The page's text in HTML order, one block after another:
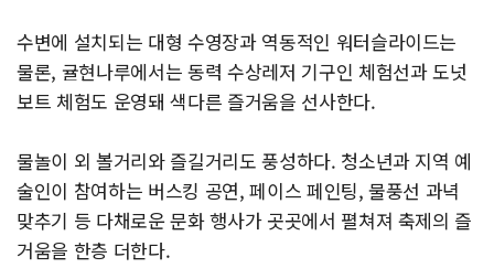
수변에 설치되는 대형 수영장과 역동적인 워터슬라이드는
물론, 귤현나루에서는 동력 수상레저 기구인 체험선과 도넛
보트 체험도 운영돼 색다른 즐거움을 선사한다.
물놀이 외 볼거리와 즐길거리도 풍성하다. 청소년과 지역 예
술인이 참여하는 버스킹 공연, 페이스 페인팅, 물풍선 과녁
맞추기 등 다채로운 문화 행사가 곳곳에서 펼쳐져 축제의 즐
거움을 한층 더한다.